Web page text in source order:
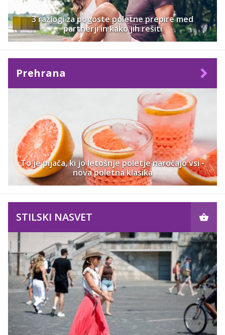
3 razlogi za pogoste poletne prepire med
partnerji in kako jih rešiti
Prehrana
To je pijača, ki jo letošnje poletje naročajo vsi -
nova poletna klasika
STILSKI NASVET